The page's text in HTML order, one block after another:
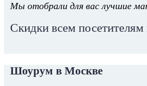
Мы отобрали для вас лучшие
Скидки всем
Шоурум в Москве